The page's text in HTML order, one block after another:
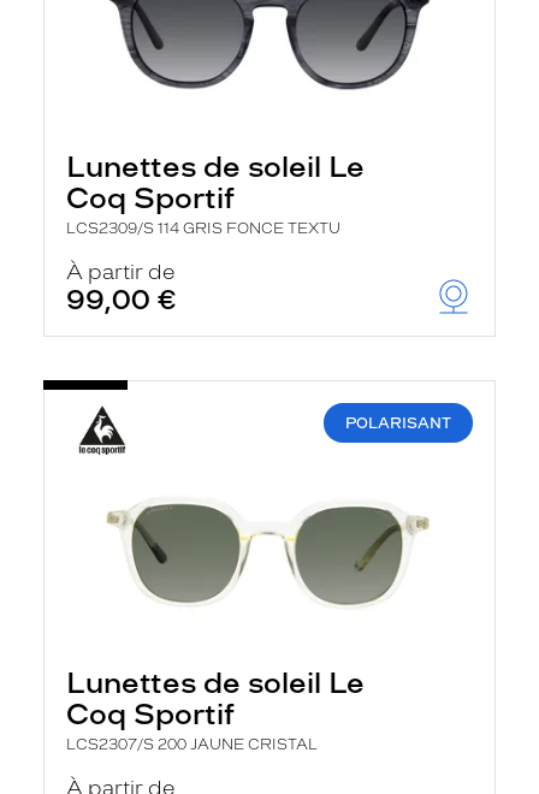
Lunettes de soleil Le
Coq Sportif
LCS2309/S 114 GRIS FONCE TEXTU
À partir de
99,00 €
POLARISANT
Lunettes de soleil Le
Coq Sportif
LCS2307/S 200 JAUNE CRISTAL
À partir de